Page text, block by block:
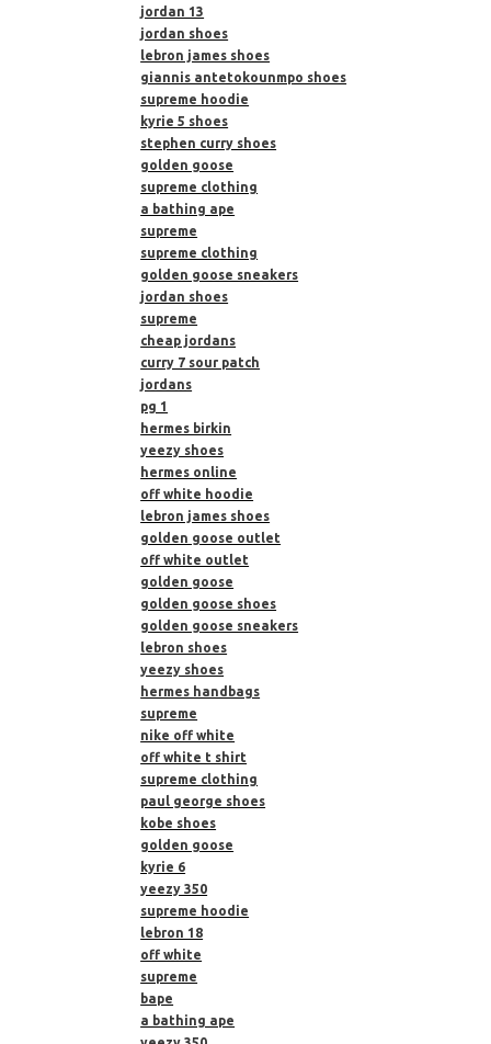
jordan 13
jordan shoes
lebron james shoes
giannis antetokounmpo shoes
supreme hoodie
kyrie 5 shoes
stephen curry shoes
golden goose
supreme clothing
a bathing ape
supreme
supreme clothing
golden goose sneakers
jordan shoes
supreme
cheap jordans
curry 7 sour patch
jordans
pg 1
hermes birkin
yeezy shoes
hermes online
off white hoodie
lebron james shoes
golden goose outlet
off white outlet
golden goose
golden goose shoes
golden goose sneakers
lebron shoes
yeezy shoes
hermes handbags
supreme
nike off white
off white t shirt
supreme clothing
paul george shoes
kobe shoes
golden goose
kyrie 6
yeezy 350
supreme hoodie
lebron 18
off white
supreme
bape
a bathing ape